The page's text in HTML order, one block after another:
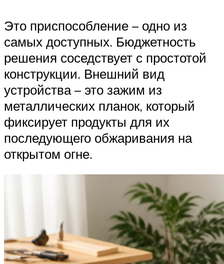
Это приспособление – одно из
самых доступных. Бюджетность
решения соседствует с простотой
конструкции. Внешний вид
устройства – это зажим из
металлических планок, который
фиксирует продукты для их
последующего обжаривания на
открытом огне.